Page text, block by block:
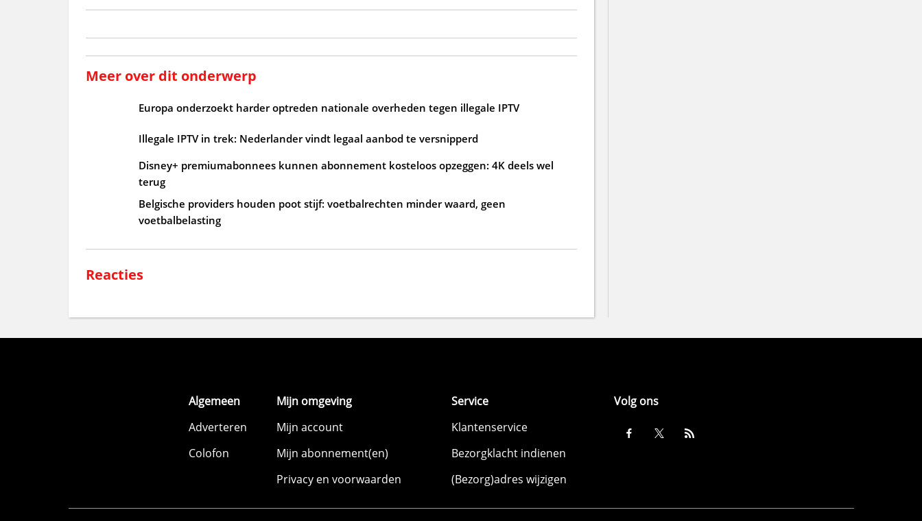
Meer over dit onderwerp
Europa onderzoekt harder optreden nationale overheden tegen illegale IPTV
Illegale IPTV in trek: Nederlander vindt legaal aanbod te versnipperd
Disney+ premiumabonnees kunnen abonnement kosteloos opzeggen: 4K deels wel
terug
Belgische providers houden poot stijf: voetbalrechten minder waard, geen
voetbalbelasting
Reacties
Algemeen
Adverteren
Colofon
Mijn omgeving
Mijn account
Mijn abonnement(en)
Privacy en voorwaarden
Service
Klantenservice
Bezorgklacht indienen
(Bezorg)adres wijzigen
Volg ons